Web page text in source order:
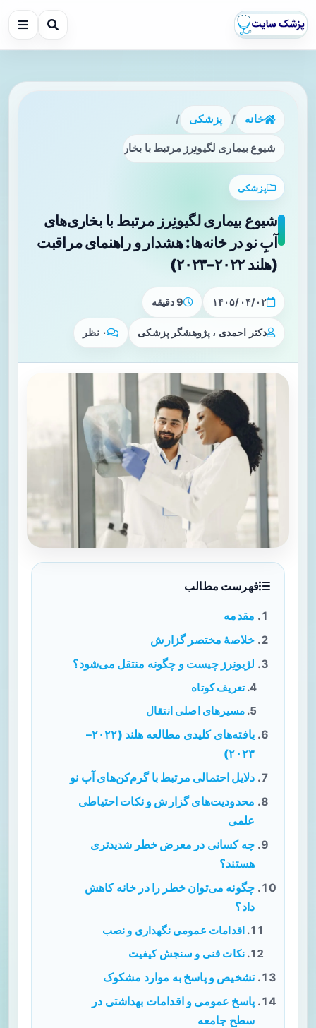
خانه / پزشکی /
شیوع بیماری لگیونِرز مرتبط با بخاری‌های آبِ نو در خانه‌ها: هشدار و
پزشکی
شیوع بیماری لگیونِرز مرتبط با بخاری‌های
آبِ نو در خانه‌ها: هشدار و راهنمای مراقبت
(هلند ۲۰۲۲–۲۰۲۳)
۱۴۰۵/۰۴/۰۲ 9 دقیقه
دکتر احمدی ، پژوهشگر پزشکی ۰ نظر
فهرست مطالب
مقدمه
خلاصهٔ مختصر گزارش
لژیونِرز چیست و چگونه منتقل می‌شود؟
تعریف کوتاه
مسیرهای اصلی انتقال
یافته‌های کلیدی مطالعه هلند (۲۰۲۲–
۲۰۲۳)
دلایل احتمالی مرتبط با گرم‌کن‌های آب نو
محدودیت‌های گزارش و نکات احتیاطی
علمی
چه کسانی در معرض خطر شدیدتری
هستند؟
چگونه می‌توان خطر را در خانه کاهش
داد؟
اقدامات عمومی نگهداری و نصب
نکات فنی و سنجش کیفیت
تشخیص و پاسخ به موارد مشکوک
پاسخ عمومی و اقدامات بهداشتی در
سطح جامعه